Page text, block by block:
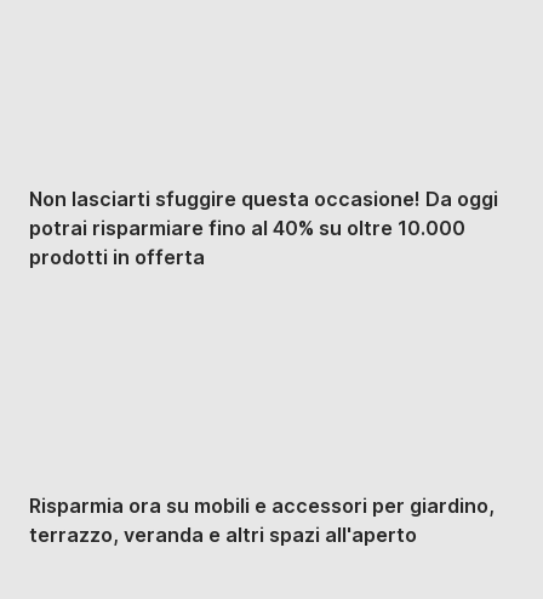
Non lasciarti sfuggire questa occasione! Da oggi
potrai risparmiare fino al 40% su oltre 10.000
prodotti in offerta
Risparmia ora su mobili e accessori per giardino,
terrazzo, veranda e altri spazi all'aperto